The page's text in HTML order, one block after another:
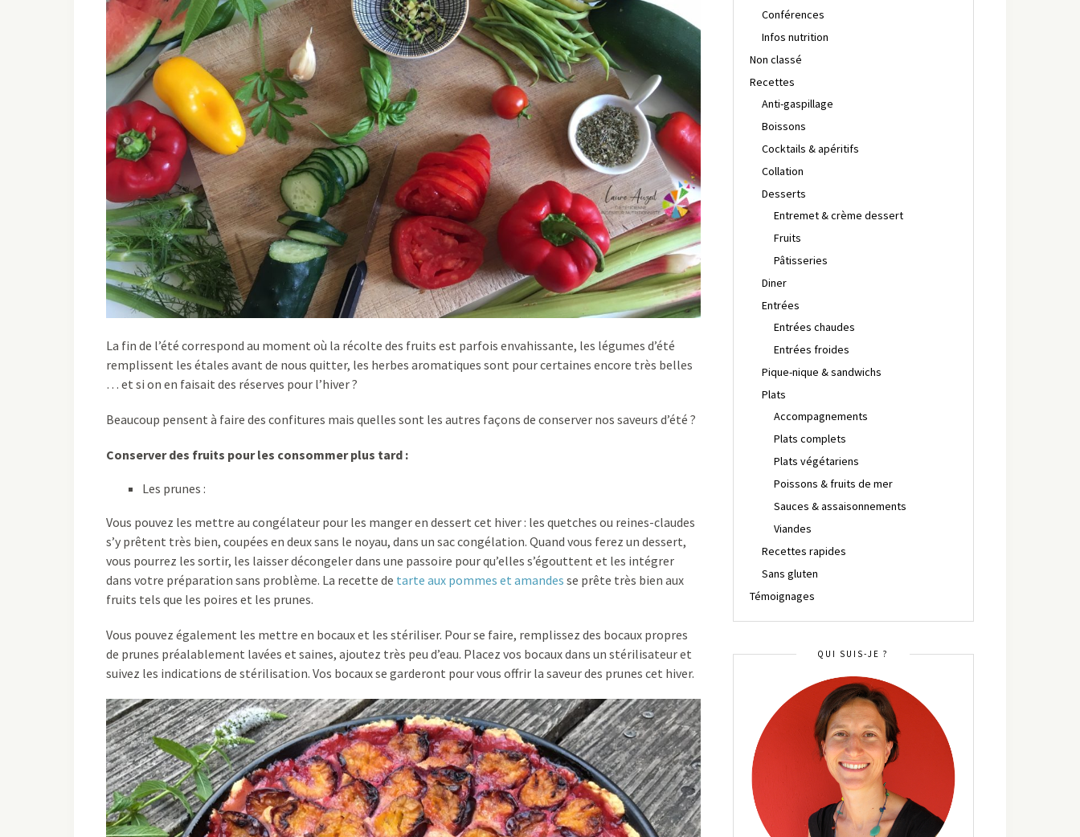
La fin de l’été correspond au moment où la récolte des fruits est parfois envahissante, les légumes d’été
remplissent les étales avant de nous quitter, les herbes aromatiques sont pour certaines encore très belles
… et si on en faisait des réserves pour l’hiver ?
Beaucoup pensent à faire des confitures mais quelles sont les autres façons de conserver nos saveurs d’été ?
Conserver des fruits pour les consommer plus tard :
Les prunes :
Vous pouvez les mettre au congélateur pour les manger en dessert cet hiver : les quetches ou reines-claudes
s’y prêtent très bien, coupées en deux sans le noyau, dans un sac congélation. Quand vous ferez un dessert,
vous pourrez les sortir, les laisser décongeler dans une passoire pour qu’elles s’égouttent et les intégrer
dans votre préparation sans problème. La recette de tarte aux pommes et amandes se prête très bien aux
fruits tels que les poires et les prunes.
Vous pouvez également les mettre en bocaux et les stériliser. Pour se faire, remplissez des bocaux propres
de prunes préalablement lavées et saines, ajoutez très peu d’eau. Placez vos bocaux dans un stérilisateur et
suivez les indications de stérilisation. Vos bocaux se garderont pour vous offrir la saveur des prunes cet hiver.
Conférences
Infos nutrition
Non classé
Recettes
Anti-gaspillage
Boissons
Cocktails & apéritifs
Collation
Desserts
Entremet & crème dessert
Fruits
Pâtisseries
Diner
Entrées
Entrées chaudes
Entrées froides
Pique-nique & sandwichs
Plats
Accompagnements
Plats complets
Plats végétariens
Poissons & fruits de mer
Sauces & assaisonnements
Viandes
Recettes rapides
Sans gluten
Témoignages
QUI SUIS-JE ?